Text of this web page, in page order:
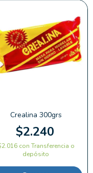
Crealina 300grs
$2.240
con Transferencia o
depósito